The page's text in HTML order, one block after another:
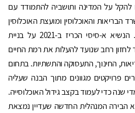
להקל על המדינה ותושביה להתמודד עם
הבריאות והאוכלוסין ומועצת האוכלוסין
הלאומית, 2023, עמ' 11-9). הנשיא א-סיסי הכריז ב-2021 על בניית
רחב שנועד להעלות את רמת החיים
החינוך, התעסוקה והתשתיות. בתחום
פרויקטים מגוונים מתוך הבנה שעליה
דיור מדי שנה כדי לעמוד בקצב גידול האוכלוסייה.
הבירה המנהלית החדשה שעדיין נמצאת